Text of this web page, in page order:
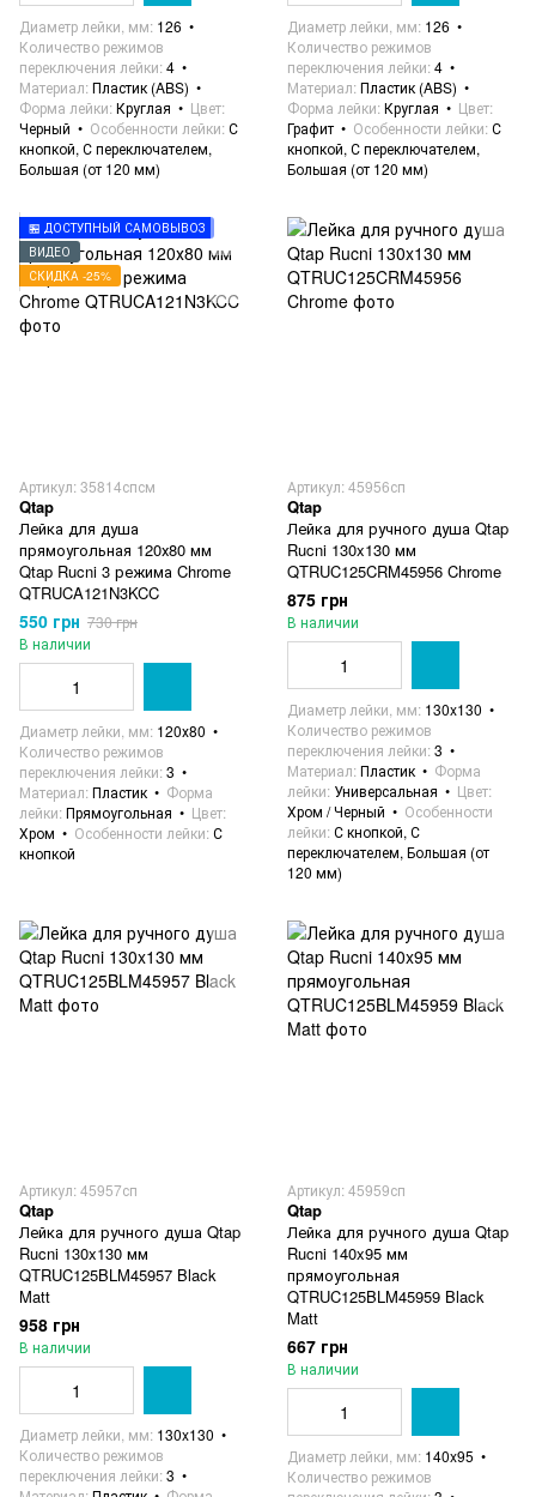
Диаметр лейки, мм 126
Количество режимов
переключения лейки 4
Материал Пластик (ABS)
Форма лейки Круглая
Цвет
Черный
Особенности лейки С
кнопкой, С переключателем,
Большая (от 120 мм)
Диаметр лейки, мм 126
Количество режимов
переключения лейки 4
Материал Пластик (ABS)
Форма лейки Круглая
Цвет
Графит
Особенности лейки С
кнопкой, С переключателем,
Большая (от 120 мм)
🏪 ДОСТУПНЫЙ САМОВЫВОЗ
ВИДЕО
СКИДКА -25%
Артикул: 35814спсм
Qtap
Лейка для душа
прямоугольная 120х80 мм
Qtap Rucni 3 режима Chrome
QTRUCA121N3KCC
550 грн 730 грн
В наличии
Диаметр лейки, мм 120х80
Количество режимов
переключения лейки 3
Материал Пластик
Форма
лейки Прямоугольная
Цвет
Хром
Особенности лейки С
кнопкой
Артикул: 45956сп
Qtap
Лейка для ручного душа Qtap
Rucni 130x130 мм
QTRUC125CRM45956 Chrome
875 грн
В наличии
Диаметр лейки, мм 130x130
Количество режимов
переключения лейки 3
Материал Пластик
Форма
лейки Универсальная
Цвет
Хром / Черный
Особенности
лейки С кнопкой, С
переключателем, Большая (от
120 мм)
Артикул: 45957сп
Qtap
Лейка для ручного душа Qtap
Rucni 130x130 мм
QTRUC125BLM45957 Black
Matt
958 грн
В наличии
Диаметр лейки, мм 130x130
Количество режимов
переключения лейки 3
Артикул: 45959сп
Qtap
Лейка для ручного душа Qtap
Rucni 140x95 мм
прямоугольная
QTRUC125BLM45959 Black
Matt
667 грн
В наличии
Диаметр лейки, мм 140x95
Количество режимов